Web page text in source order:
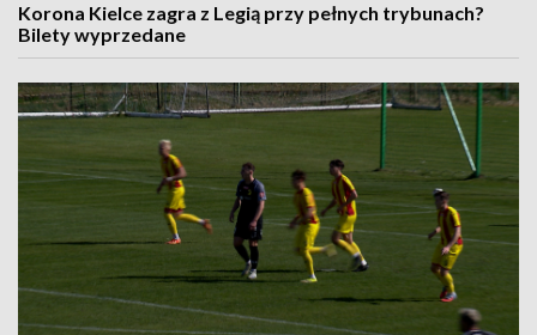
Korona Kielce zagra z Legią przy pełnych trybunach?
Bilety wyprzedane